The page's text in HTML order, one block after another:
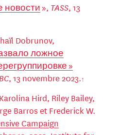
новости», TASS, 13
Dobrunov,
ложное
»
, 13 novembre 2023.
Hird, Riley Bailey,
Barros et Frederick W.
Campaign